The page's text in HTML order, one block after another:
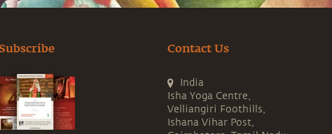
Contact Us
India
Isha Yoga Centre,
Velliangiri Foothills,
Ishana Vihar Post,